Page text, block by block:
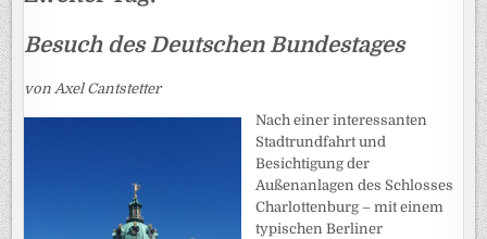
Besuch des Deutschen Bundestages
von Axel Cantstetter
Nach einer interessanten
Stadtrundfahrt und
Besichtigung der
Außenanlagen des Schlosses
Charlottenburg – mit einem
typischen Berliner